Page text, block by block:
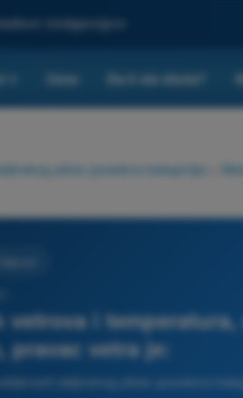
inteligencijom
Cene Da li ste škola?
pilota (posebna kategorija)
i temperatura,
vetra je:
daljinskog pilota (posebna